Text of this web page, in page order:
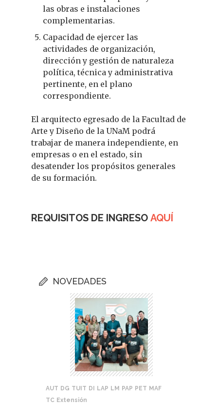
las obras e instalaciones
complementarias.
Capacidad de ejercer las
actividades de organización,
dirección y gestión de naturaleza
política, técnica y administrativa
pertinente, en el plano
correspondiente.
El arquitecto egresado de la Facultad de
Arte y Diseño de la UNaM podrá
trabajar de manera independiente, en
empresas o en el estado, sin
desatender los propósitos generales
de su formación.
REQUISITOS DE INGRESO AQUÍ
NOVEDADES
AUT DG TUIT DI LAP LM PAP PET MAF
TC Extensión